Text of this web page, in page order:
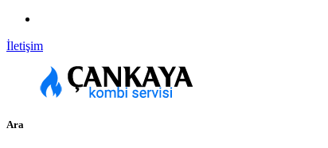
İletişim
Ara